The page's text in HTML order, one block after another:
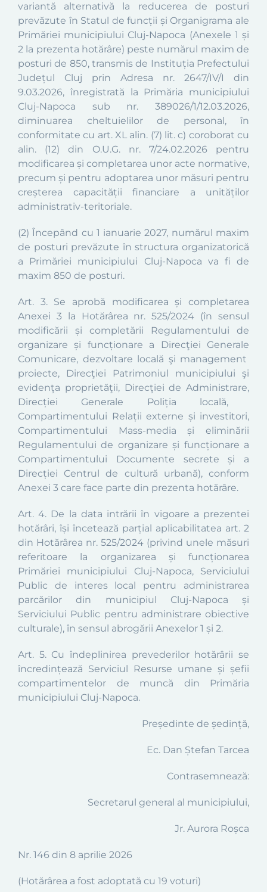
variantă alternativă la reducerea de posturi
prevăzute în Statul de funcții și Organigrama ale
Primăriei municipiului Cluj-Napoca (Anexele 1 și
2 la prezenta hotărâre) peste numărul maxim de
posturi de 850, transmis de Instituția Prefectului
Județul Cluj prin Adresa nr. 2647/IV/I din
9.03.2026, înregistrată la Primăria municipiului
Cluj-Napoca sub nr. 389026/1/12.03.2026,
diminuarea cheltuielilor de personal, în
conformitate cu art. XL alin. (7) lit. c) coroborat cu
alin. (12) din O.U.G. nr. 7/24.02.2026 pentru
modificarea şi completarea unor acte normative,
precum şi pentru adoptarea unor măsuri pentru
creşterea capacităţii financiare a unităţilor
administrativ-teritoriale.
(2) Începând cu 1 ianuarie 2027, numărul maxim
de posturi prevăzute în structura organizatorică
a Primăriei municipiului Cluj-Napoca va fi de
maxim 850 de posturi.
Art. 3. Se aprobă
modificarea și completarea
Anexei 3 la Hotărârea nr. 525/2024 (în sensul
modificării și completării Regulamentului de
organizare și funcționare a
Direcţiei Generale
Comunicare, dezvoltare locală şi management
proiecte,
Direcţiei Patrimoniul municipiului şi
evidenţa proprietăţii, Direcţiei de Administrare,
Direcției Generale Poliția locală,
Compartimentului Relaţii externe şi investitori,
Compartimentului Mass-media și eliminării
Regulamentului de organizare și funcționare a
Compartimentului Documente secrete și a
Direcției Centrul de cultură urbană), conform
Anexei 3 care face parte din prezenta hotărâre.
Art. 4. De la data intrării în vigoare a prezentei
hotărâri, îşi încetează parțial aplicabilitatea art. 2
din Hotărârea nr. 525/2024 (privind unele măsuri
referitoare la organizarea şi funcţionarea
Primăriei municipiului Cluj-Napoca, Serviciului
Public de interes local pentru administrarea
parcărilor din municipiul Cluj-Napoca și
Serviciului Public pentru administrare obiective
culturale), în sensul abrogării Anexelor 1 și 2.
Art. 5. Cu îndeplinirea prevederilor hotărârii se
încredinţează Serviciul Resurse umane și şefii
compartimentelor de muncă din Primăria
municipiului Cluj-Napoca.
Preşedinte de şedinţă,
Ec. Dan Ștefan Tarcea
Contrasemnează:
Secretarul general al municipiului,
Jr. Aurora Roșca
Nr. 146 din 8 aprilie 2026
(Hotărârea a fost adoptată cu 19 voturi)